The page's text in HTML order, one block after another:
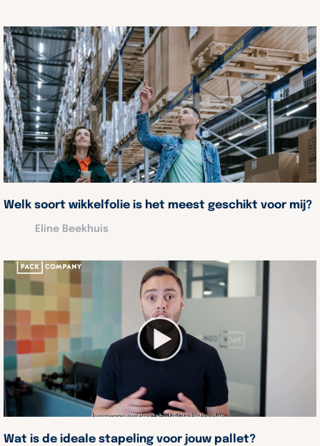
Welk soort wikkelfolie is het meest geschikt voor mij?
Eline Beekhuis
Wat is de ideale stapeling voor jouw pallet?